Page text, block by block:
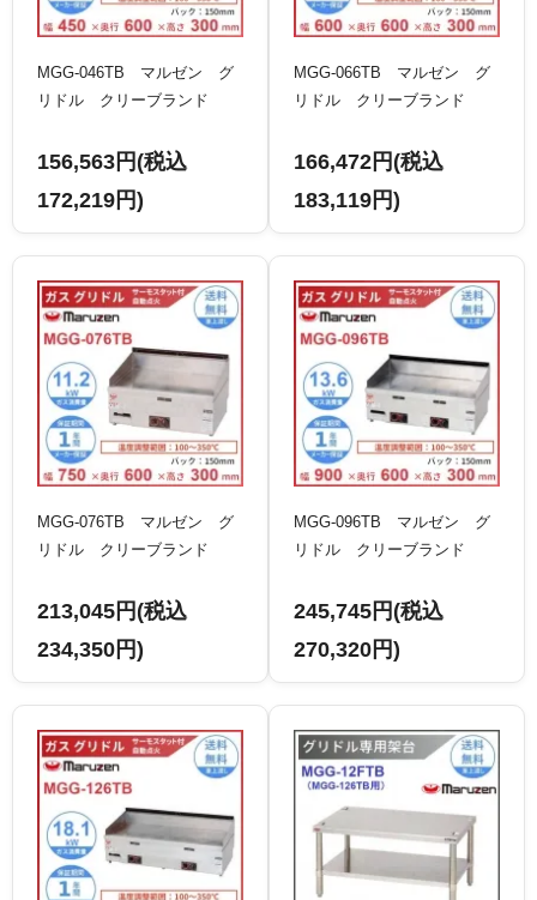
MGG-046TB マルゼン グ
リドル クリーブランド
156,563円(税込
172,219円)
MGG-066TB マルゼン グ
リドル クリーブランド
166,472円(税込
183,119円)
MGG-076TB マルゼン グ
リドル クリーブランド
213,045円(税込
234,350円)
MGG-096TB マルゼン グ
リドル クリーブランド
245,745円(税込
270,320円)